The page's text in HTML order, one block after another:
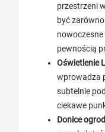
przestrzeni
być
pewnością
Oświetlenie
wprowadza
subtelnie
ciekawe
Donice